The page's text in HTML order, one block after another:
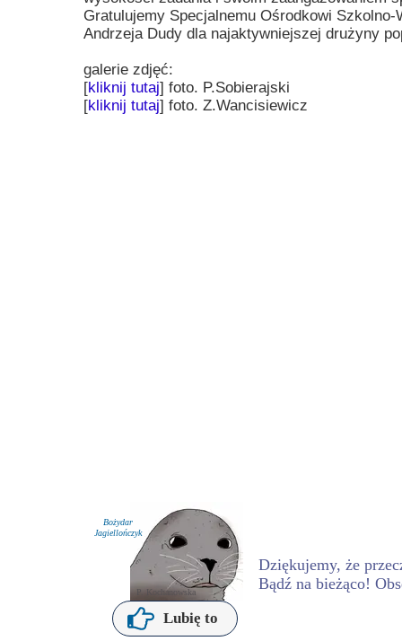
Lubię to
Dziękujemy, że
Bądź na bieżąco!
Bożydar
Jagiellończyk
P. Kochanowska
Gratulujemy Specjalnemu Ośrodkowi
Andrzeja Dudy dla najaktywniejszej drużyny
galerie zdjęć:
[kliknij tutaj] foto. P.Sobierajski
[kliknij tutaj] foto. Z.Wancisiewicz